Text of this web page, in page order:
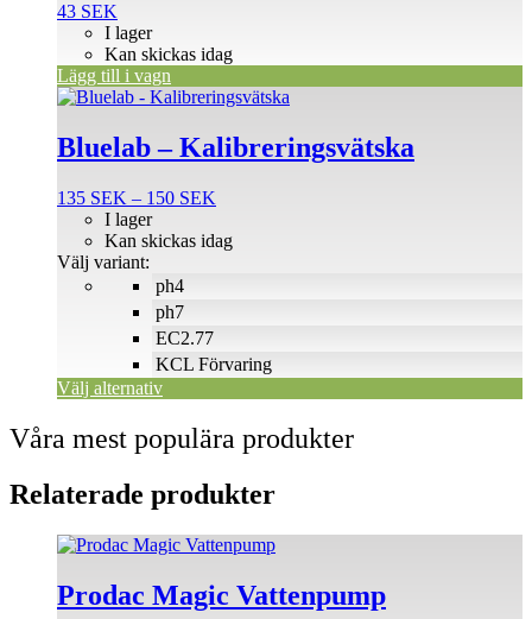
43 SEK
I lager
Kan skickas idag
Lägg till i vagn
Bluelab – Kalibreringsvätska
135 SEK – 150 SEK
till
ph4
ph7
EC2.77
KCL Förvaring
I lager
Kan skickas idag
Välj variant:
Välj alternativ
Den
produkten
har
varianter.
olika
alternativen
Våra mest populära produkter
Relaterade produkter
Prodac Magic Vattenpump
Den
produkten
har